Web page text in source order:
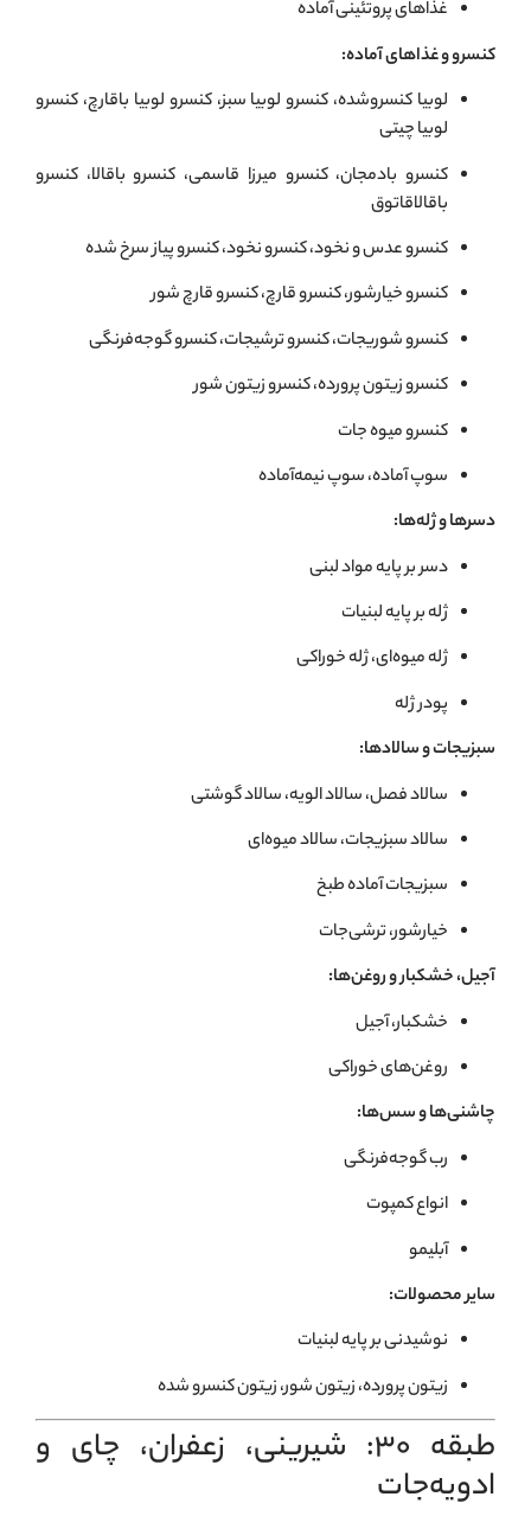
غذاهای پروتئینی آماده
کنسرو و غذاهای آماده:
لوبیا کنسروشده، کنسرو لوبیا سبز، کنسرو لوبیا باقارچ، کنسرو
لوبیا چیتی
کنسرو بادمجان، کنسرو میرزا قاسمی، کنسرو باقالا، کنسرو
باقالاقاتوق
کنسرو عدس و نخود، کنسرو نخود، کنسرو پیاز سرخ شده
کنسرو خیارشور، کنسرو قارچ، کنسرو قارچ شور
کنسرو شوريجات، کنسرو ترشيجات، کنسرو گوجه‌فرنگی
کنسرو زیتون پرورده، کنسرو زیتون شور
کنسرو میوه جات
سوپ آماده، سوپ نیمه‌آماده
دسرها و ژله‌ها:
دسر بر پایه مواد لبنی
ژله بر پایه لبنيات
ژله میوه‌ای، ژله خوراکی
پودر ژله
سبزیجات و سالادها:
سالاد فصل، سالاد الويه، سالاد گوشتی
سالاد سبزيجات، سالاد میوه‌ای
سبزیجات آماده طبخ
خیارشور، ترشی‌جات
آجیل، خشکبار و روغن‌ها:
خشکبار، آجيل
روغن‌های خوراکی
چاشنی‌ها و سس‌ها:
رب گوجه‌فرنگی
انواع کمپوت
آبلیمو
سایر محصولات:
نوشیدنی بر پایه لبنيات
زیتون پرورده، زیتون شور، زیتون کنسرو شده
طبقه ۳۰: شیرینی، زعفران، چای و
ادویه‌جات